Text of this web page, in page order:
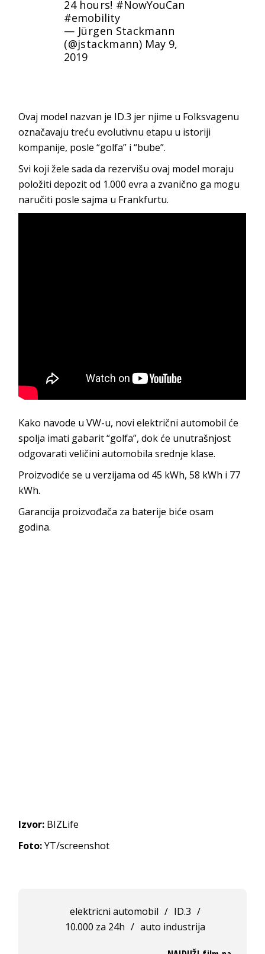
24 hours! #NowYouCan
#emobility
— Jürgen Stackmann
(@jstackmann) May 9,
2019
Ovaj model nazvan je ID.3 jer njime u Folksvagenu
označavaju treću evolutivnu etapu u istoriji
kompanije, posle “golfa” i “bube”.
Svi koji žele sada da rezervišu ovaj model moraju
položiti depozit od 1.000 evra a zvanično ga mogu
naručiti posle sajma u Frankfurtu.
Kako navode u VW-u, novi električni automobil će
spolja imati gabarit “golfa”, dok će unutrašnjost
odgovarati veličini automobila srednje klase.
Proizvodiće se u verzijama od 45 kWh, 58 kWh i 77
kWh.
Garancija proizvođača za baterije biće osam
godina.
Izvor: BIZLife
Foto:YT/screenshot
elektricni automobil / ID.3 /
10.000 za 24h / auto industrija